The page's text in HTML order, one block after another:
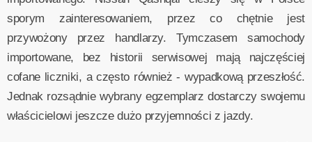
sporym zainteresowaniem, przez co chętnie jest
przywożony przez handlarzy. Tymczasem samochody
importowane, bez historii serwisowej mają najczęściej
cofane liczniki, a często również - wypadkową przeszłość.
Jednak rozsądnie wybrany egzemplarz dostarczy swojemu
właścicielowi jeszcze dużo przyjemności z jazdy.